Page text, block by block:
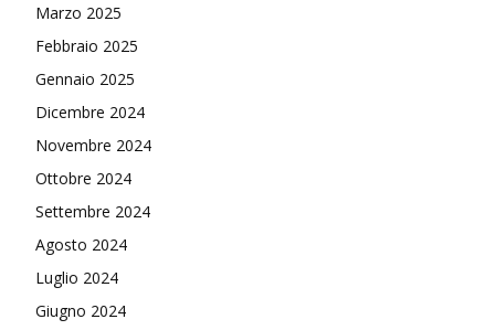
Marzo 2025
Febbraio 2025
Gennaio 2025
Dicembre 2024
Novembre 2024
Ottobre 2024
Settembre 2024
Agosto 2024
Luglio 2024
Giugno 2024